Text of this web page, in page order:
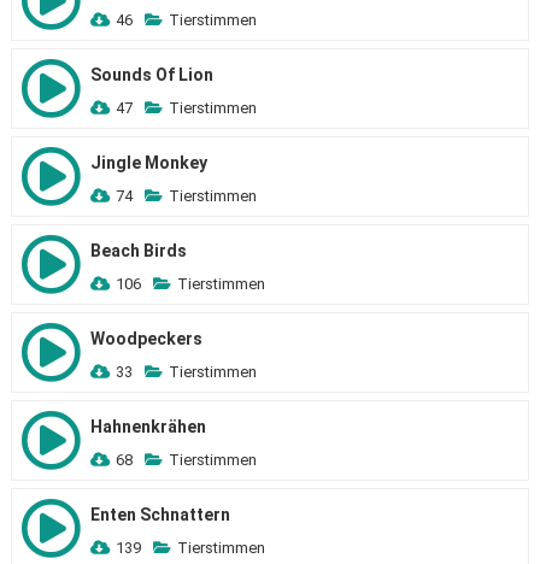
46 Tierstimmen
Sounds Of Lion
47 Tierstimmen
Jingle Monkey
74 Tierstimmen
Beach Birds
106 Tierstimmen
Woodpeckers
33 Tierstimmen
Hahnenkrähen
68 Tierstimmen
Enten Schnattern
139 Tierstimmen